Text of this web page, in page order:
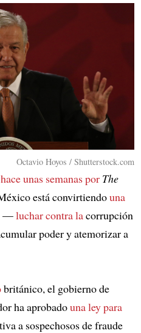
Octavio Hoyos / Shutterstock.com
hace unas semanas por The
está convirtiendouna
—luchar contra lacorrupción
poder y atemorizar a
británico, el gobierno de
ha aprobadouna ley para
a sospechosos de fraude